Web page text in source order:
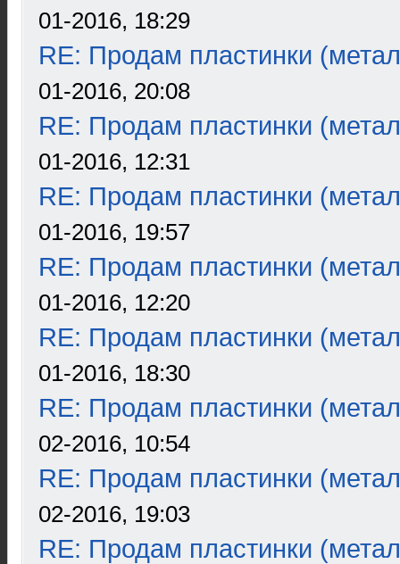
01-2016, 18:29
RE: Продам пластинки
01-2016, 20:08
RE: Продам пластинки
01-2016, 12:31
RE: Продам пластинки
01-2016, 19:57
RE: Продам пластинки
01-2016, 12:20
RE: Продам пластинки
01-2016, 18:30
RE: Продам пластинки
02-2016, 10:54
RE: Продам пластинки
02-2016, 19:03
RE: Продам пластинки